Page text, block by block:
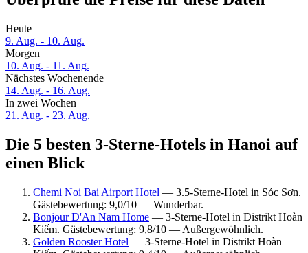
Heute
9. Aug. - 10. Aug.
Morgen
10. Aug. - 11. Aug.
Nächstes Wochenende
14. Aug. - 16. Aug.
In zwei Wochen
21. Aug. - 23. Aug.
Die 5 besten 3-Sterne-Hotels in Hanoi auf
einen Blick
Chemi Noi Bai Airport Hotel — 3.5-Sterne-Hotel in Sóc Sơn.
Gästebewertung: 9,0/10 — Wunderbar.
Bonjour D'An Nam Home — 3-Sterne-Hotel in Distrikt Hoàn
Kiếm. Gästebewertung: 9,8/10 — Außergewöhnlich.
Golden Rooster Hotel — 3-Sterne-Hotel in Distrikt Hoàn